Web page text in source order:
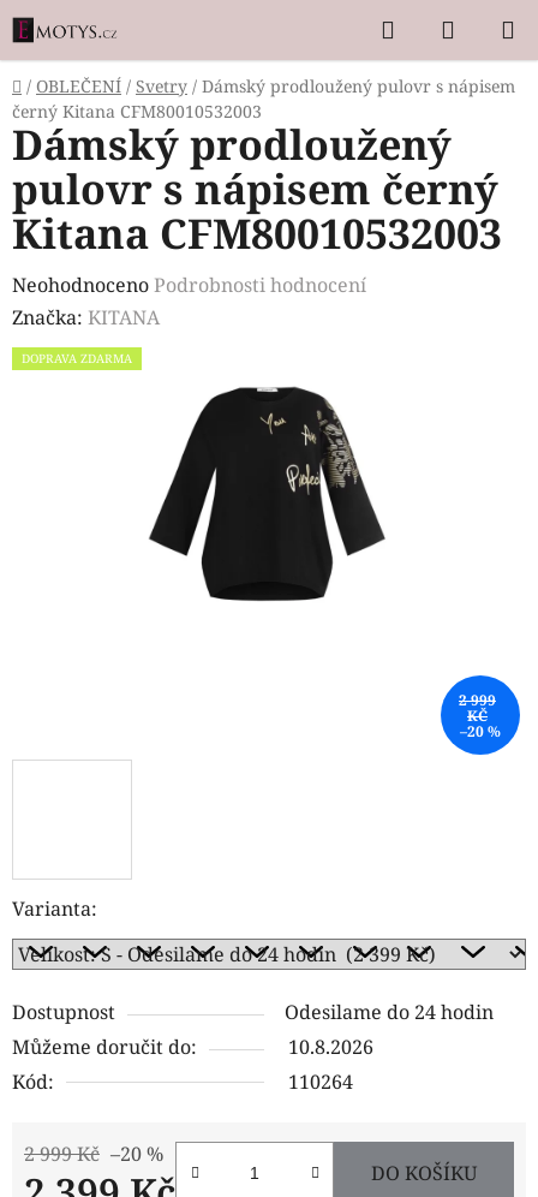
Přejít
na
obsah
Hledat
KOŠÍK
Domů
/ OBLEČENÍ / Svetry / Dámský prodloužený pulovr s nápisem
černý Kitana CFM80010532003
Varianta:
Dostupnost
Odesilame do 24 hodin
Můžeme doručit do:
10.8.2026
Kód:
110264
2 999 Kč –20 %
DO KOŠÍKU
Dámský prodloužený
pulovr s nápisem černý
Kitana CFM80010532003
Průměrné
hodnocení
produktu
NeohodnocenoPodrobnosti hodnocení
Značka: KITANA
DOPRAVA ZDARMA
2 999
KČ
–20 %